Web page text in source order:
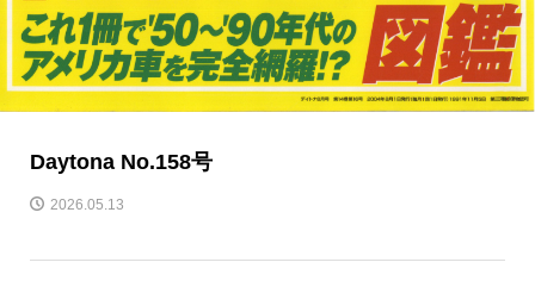
Daytona No.158号
2026.05.13